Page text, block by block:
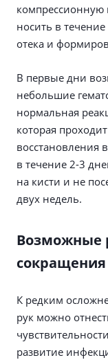
компрессионную
носить в
отека и
В первые дни
небольшие
нормальная
которая
восстановления
в течение 2-3
на кисти и не
двух недель.
Возможные
сокращения
К редким
рук можно
развитие